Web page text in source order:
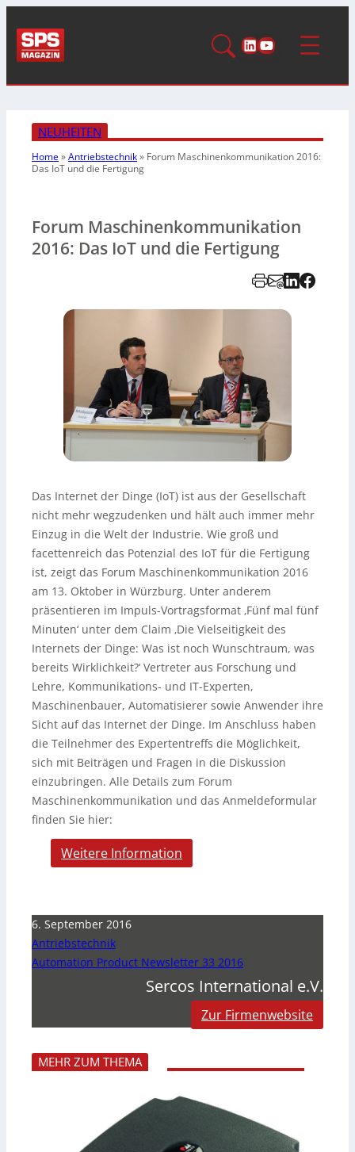
LinkedIn
YouTube
NEUHEITEN
Home»Antriebstechnik» Forum Maschinenkommunikation 2016:
Das IoT und die Fertigung
Forum Maschinenkommunikation
2016: Das IoT und die Fertigung
Das Internet der Dinge (IoT) ist aus der Gesellschaft
nicht mehr wegzudenken und hält auch immer mehr
Einzug in die Welt der Industrie. Wie groß und
facettenreich das Potenzial des IoT für die Fertigung
ist, zeigt das Forum Maschinenkommunikation 2016
am 13. Oktober in Würzburg. Unter anderem
präsentieren im Impuls-Vortragsformat ‚Fünf mal fünf
Minuten‘ unter dem Claim ‚Die Vielseitigkeit des
Internets der Dinge: Was ist noch Wunschtraum, was
bereits Wirklichkeit?‘ Vertreter aus Forschung und
Lehre, Kommunikations- und IT-Experten,
Maschinenbauer, Automatisierer sowie Anwender ihre
Sicht auf das Internet der Dinge. Im Anschluss haben
die Teilnehmer des Expertentreffs die Möglichkeit,
sich mit Beiträgen und Fragen in die Diskussion
einzubringen. Alle Details zum Forum
Maschinenkommunikation und das Anmeldeformular
finden Sie hier:
Weitere Information
6. September 2016
Antriebstechnik
Automation Product Newsletter 33 2016
Sercos International e.V.
Zur Firmenwebsite
MEHR ZUM THEMA